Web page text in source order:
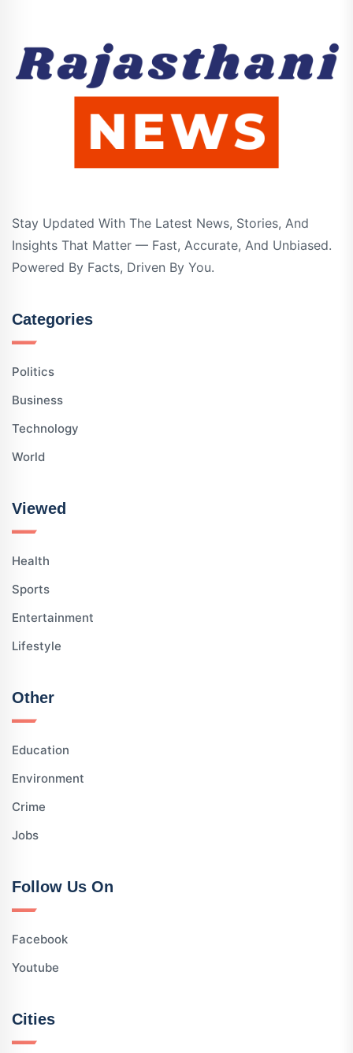
Stay Updated With The Latest News, Stories, And
Insights That Matter — Fast, Accurate, And Unbiased.
Powered By Facts, Driven By You.
Categories
Politics
Business
Technology
World
Viewed
Health
Sports
Entertainment
Lifestyle
Other
Education
Environment
Crime
Jobs
Follow Us On
Facebook
Youtube
Cities